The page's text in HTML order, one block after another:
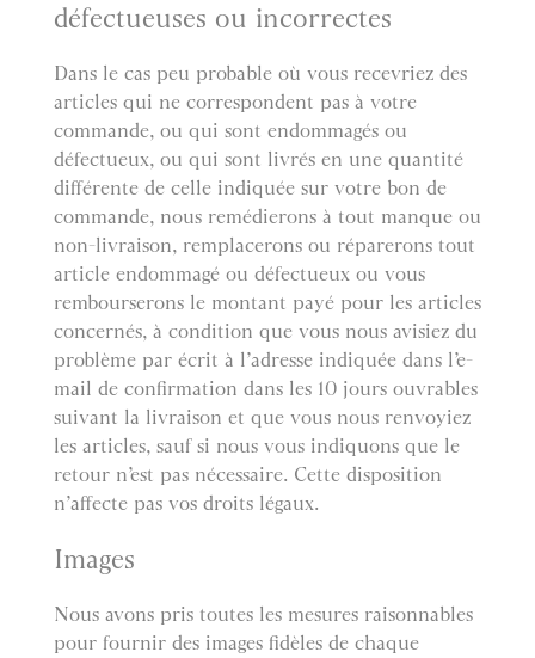
défectueuses ou incorrectes
Dans le cas peu probable où vous recevriez des
articles qui ne correspondent pas à votre
commande, ou qui sont endommagés ou
défectueux, ou qui sont livrés en une quantité
différente de celle indiquée sur votre bon de
commande, nous remédierons à tout manque ou
non-livraison, remplacerons ou réparerons tout
article endommagé ou défectueux ou vous
rembourserons le montant payé pour les articles
concernés, à condition que vous nous avisiez du
problème par écrit à l’adresse indiquée dans l’e-
mail de confirmation dans les 10 jours ouvrables
suivant la livraison et que vous nous renvoyiez
les articles, sauf si nous vous indiquons que le
retour n’est pas nécessaire. Cette disposition
n’affecte pas vos droits légaux.
Images
Nous avons pris toutes les mesures raisonnables
pour fournir des images fidèles de chaque